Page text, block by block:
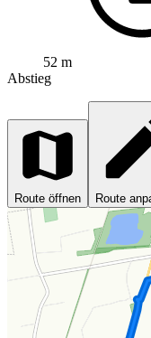
52 m
Abstieg
Route öffnen Route